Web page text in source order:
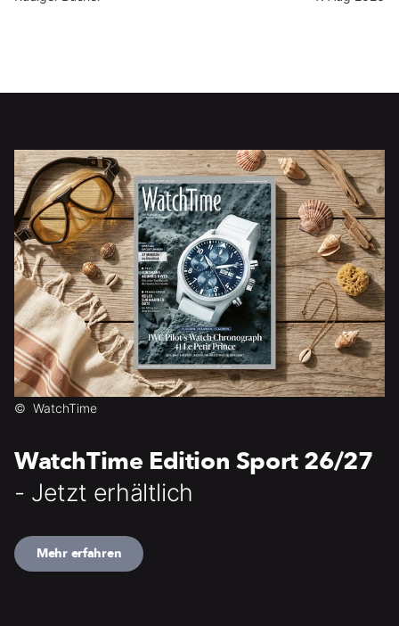
© WatchTime
WatchTime Edition Sport 26/27
- Jetzt erhältlich
Mehr erfahren